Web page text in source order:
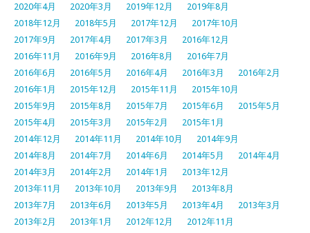
2020年4月
2020年3月 2019年12月
2019年8月
2018年12月
2018年5月 2017年12月
2017年10月
2017年9月
2017年4月 2017年3月
2016年12月
2016年11月
2016年9月 2016年8月
2016年7月
2016年6月
2016年5月 2016年4月 2016年3月
2016年2月
2016年1月
2015年12月 2015年11月
2015年10月
2015年9月
2015年8月 2015年7月 2015年6月
2015年5月
2015年4月
2015年3月 2015年2月
2015年1月
2014年12月
2014年11月 2014年10月
2014年9月
2014年8月
2014年7月 2014年6月 2014年5月
2014年4月
2014年3月
2014年2月 2014年1月
2013年12月
2013年11月
2013年10月 2013年9月
2013年8月
2013年7月
2013年6月 2013年5月 2013年4月
2013年3月
2013年2月
2013年1月 2012年12月
2012年11月